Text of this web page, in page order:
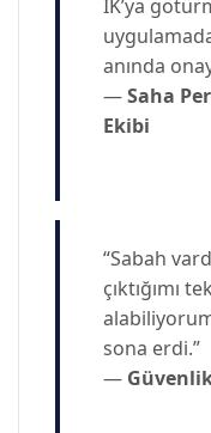
İK’ya
anında
—Saha
Ekibi
“Sabah
çıktığımı
sona erdi.”
—